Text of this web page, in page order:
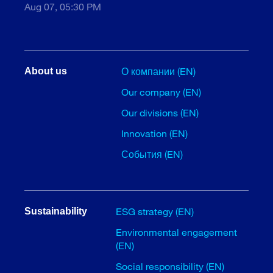
Aug 07, 05:30 PM
About us
О компании (EN)
Our company (EN)
Our divisions (EN)
Innovation (EN)
События (EN)
Sustainability
ESG strategy (EN)
Environmental engagement
(EN)
Social responsibility (EN)